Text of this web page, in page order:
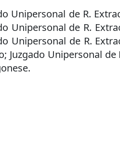
Unipersonal de R.
Unipersonal de R.
Unipersonal de R.
Juzgado Unipersonal